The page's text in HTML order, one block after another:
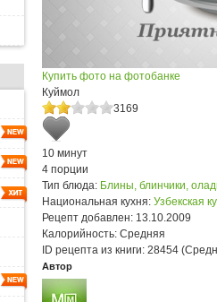
Купить фото на фотобанке
Куймол
3169
10 минут
4 порции
Тип блюда: Блины, блинчики,
Национальная кухня: Узбекская
Рецепт добавлен: 13.10.2009
Калорийность: Средняя
ID рецепта из книги: 28454
Автор